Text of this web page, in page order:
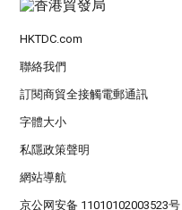
HKTDC.com
聯絡我們
訂閱商貿全接觸電郵通訊
字體大小
私隱政策聲明
網站導航
京公网安备 11010102003523号